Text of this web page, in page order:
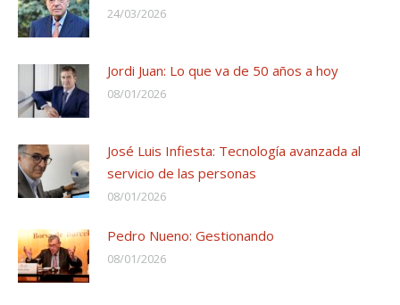
24/03/2026
Jordi Juan: Lo que va de 50 años a hoy
08/01/2026
José Luis Infiesta: Tecnología avanzada al
servicio de las personas
08/01/2026
Pedro Nueno: Gestionando
08/01/2026